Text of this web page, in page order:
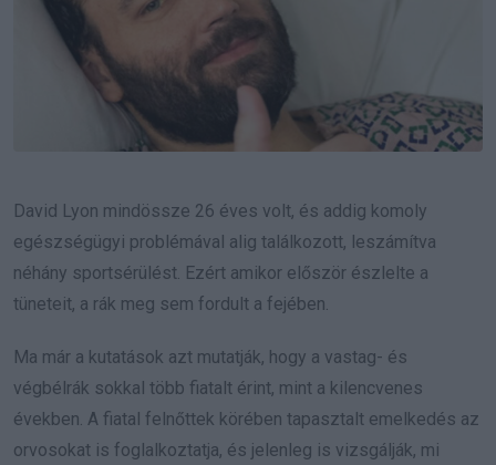
David Lyon mindössze 26 éves volt, és addig komoly
egészségügyi problémával alig találkozott, leszámítva
néhány sportsérülést. Ezért amikor először észlelte a
tüneteit, a rák meg sem fordult a fejében.
Ma már a kutatások azt mutatják, hogy a vastag- és
végbélrák sokkal több fiatalt érint, mint a kilencvenes
években. A fiatal felnőttek körében tapasztalt emelkedés az
orvosokat is foglalkoztatja, és jelenleg is vizsgálják, mi